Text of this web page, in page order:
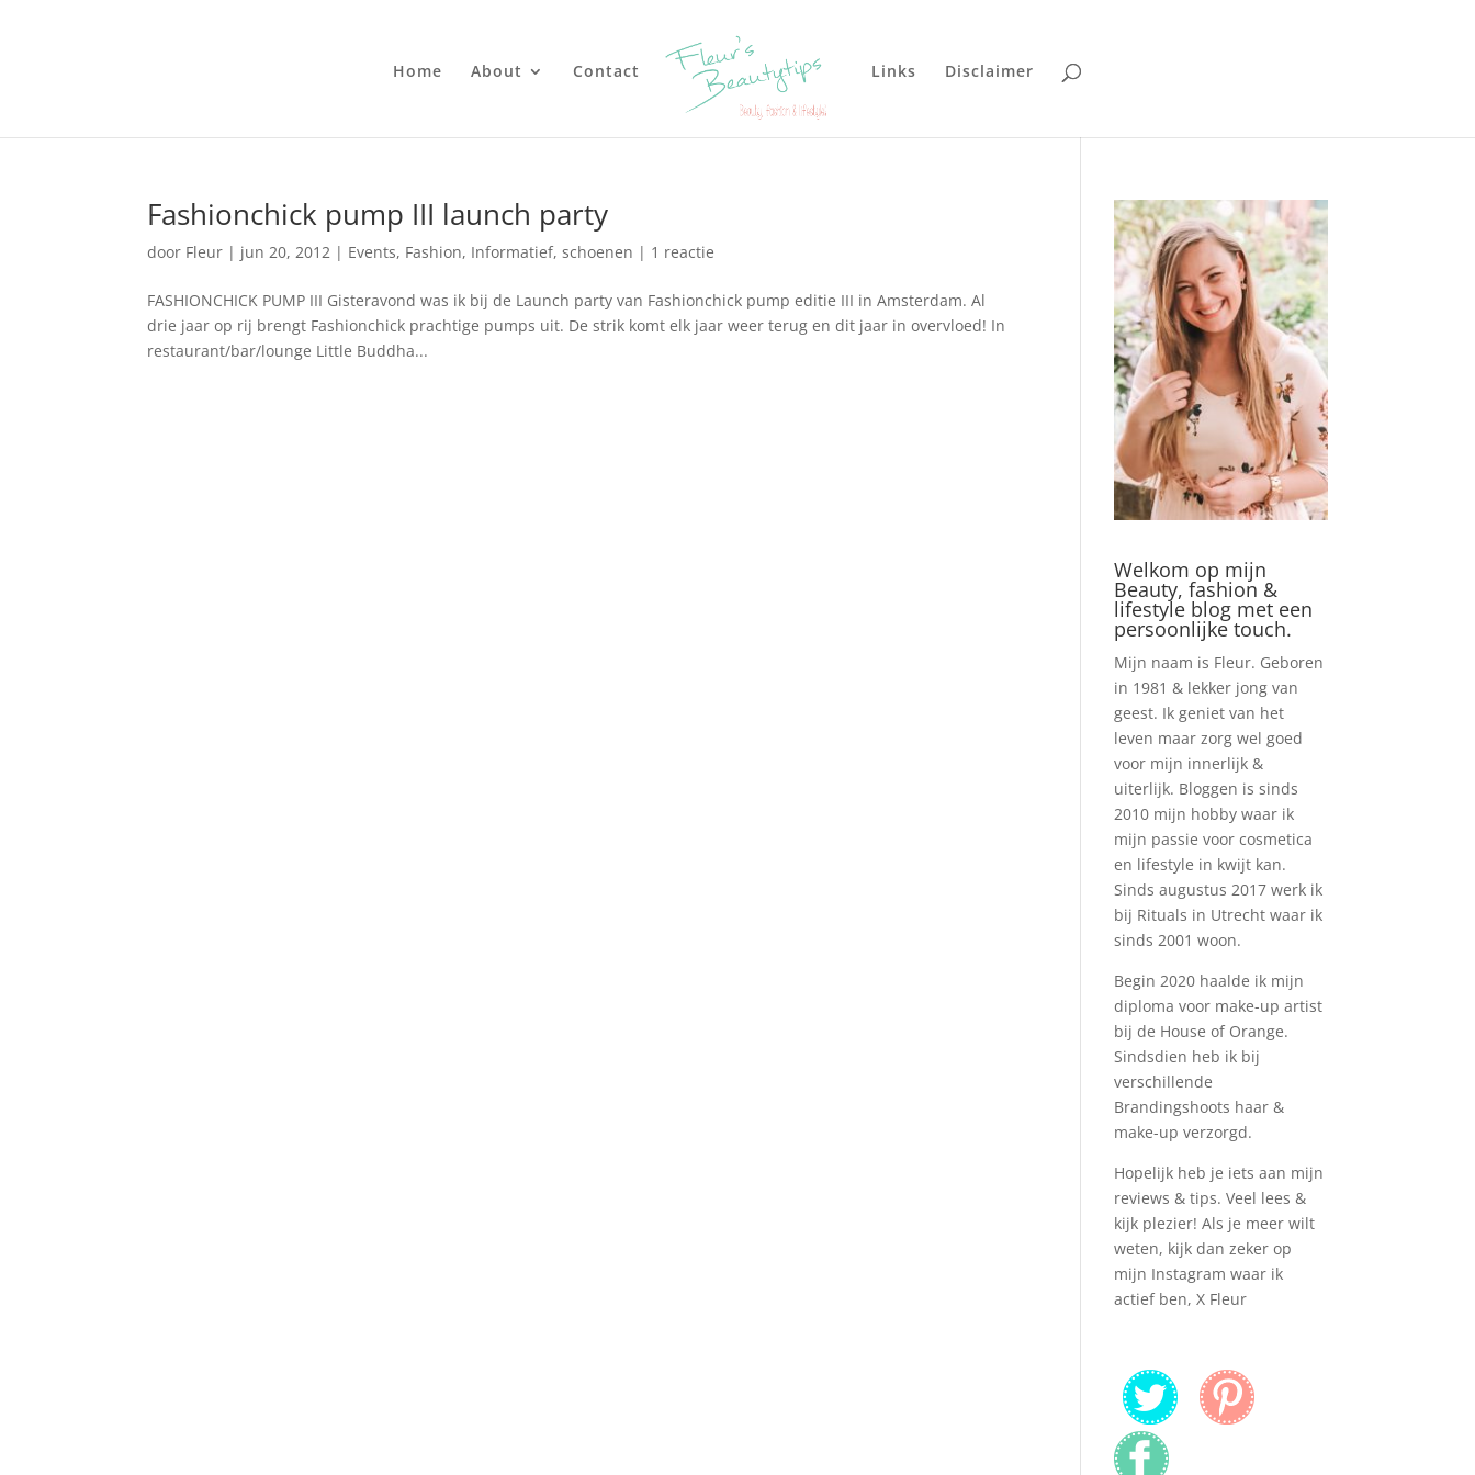
Home About Contact Links Disclaimer
Fashionchick pump III launch party
door Fleur | jun 20, 2012 | Events, Fashion, Informatief,schoenen | 1 reactie
FASHIONCHICK PUMP III Gisteravond was ik bij de Launch party van Fashionchick pump editie III in Amsterdam. Al
drie jaar op rij brengt Fashionchick prachtige pumps uit. De strik komt elk jaar weer terug en dit jaar in overvloed! In
restaurant/bar/lounge Little Buddha...
Welkom op mijn
Beauty, fashion &
lifestyle blog met een
persoonlijke touch.
Mijn naam is Fleur. Geboren
in 1981 & lekker jong van
geest. Ik geniet van het
leven maar zorg wel goed
voor mijn innerlijk &
uiterlijk. Bloggen is sinds
2010 mijn hobby waar ik
mijn passie voor cosmetica
en lifestyle in kwijt kan.
Sinds augustus 2017 werk ik
bij Rituals in Utrecht waar ik
sinds 2001 woon.
Begin 2020 haalde ik mijn
diploma voor make-up artist
bij de House of Orange.
Sindsdien heb ik bij
verschillende
Brandingshoots haar &
make-up verzorgd.
Hopelijk heb je iets aan mijn
reviews & tips. Veel lees &
kijk plezier! Als je meer wilt
weten, kijk dan zeker op
mijn Instagram waar ik
actief ben, X Fleur